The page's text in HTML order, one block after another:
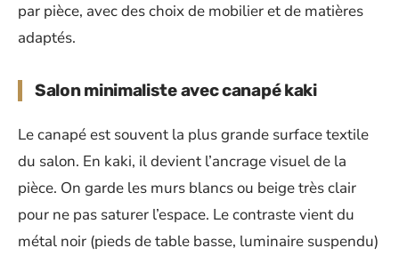
par pièce, avec des choix de mobilier et de matières
adaptés.
Salon minimaliste avec canapé kaki
Le canapé est souvent la plus grande surface textile
du salon. En kaki, il devient l’ancrage visuel de la
pièce. On garde les murs blancs ou beige très clair
pour ne pas saturer l’espace. Le contraste vient du
métal noir (pieds de table basse, luminaire suspendu)